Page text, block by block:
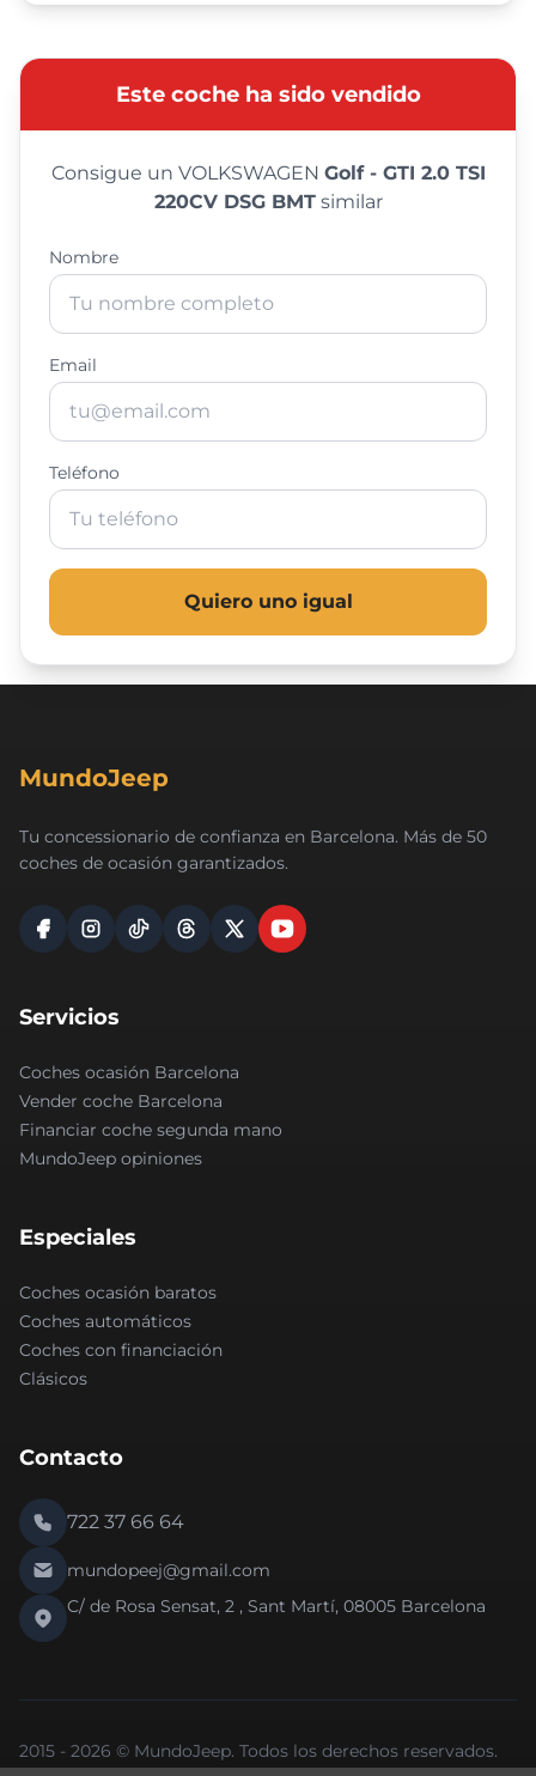
Este coche ha sido vendido
Consigue un VOLKSWAGEN Golf - GTI 2.0 TSI
220CV DSG BMTsimilar
Nombre
Email
Teléfono
Quiero uno igual
MundoJeep
Tu concessionario de confianza en Barcelona. Más de 50
coches de ocasión garantizados.
Servicios
Coches ocasión Barcelona
Vender coche Barcelona
Financiar coche segunda mano
MundoJeep opiniones
Especiales
Coches ocasión baratos
Coches automáticos
Coches con financiación
Clásicos
Contacto
722 37 66 64
mundopeej@gmail.com
C/ de Rosa Sensat, 2 , Sant Martí, 08005 Barcelona
2015 - 2026 © MundoJeep. Todos los derechos reservados.